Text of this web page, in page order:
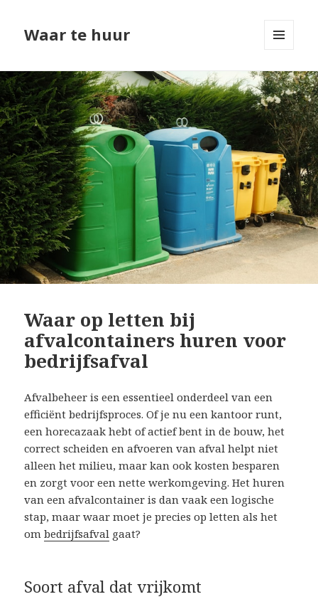
Waar te huur
WIDGETS
Waar op letten bij
afvalcontainers huren voor
bedrijfsafval
Afvalbeheer is een essentieel onderdeel van een
efficiënt bedrijfsproces. Of je nu een kantoor runt,
een horecazaak hebt of actief bent in de bouw, het
correct scheiden en afvoeren van afval helpt niet
alleen het milieu, maar kan ook kosten besparen
en zorgt voor een nette werkomgeving. Het huren
van een afvalcontainer is dan vaak een logische
stap, maar waar moet je precies op letten als het
ombedrijfsafval gaat?
Soort afval dat vrijkomt